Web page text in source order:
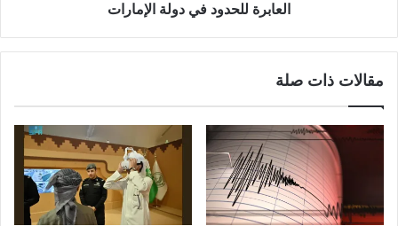
العابرة للحدود في دولة الإمارات
مقالات ذات صلة